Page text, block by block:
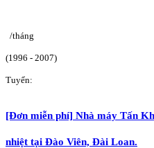
/tháng
(1996 - 2007)
Tuyển:
[Đơn miễn phí] Nhà máy Tấn
nhiệt tại Đào Viên, Đài Loan.